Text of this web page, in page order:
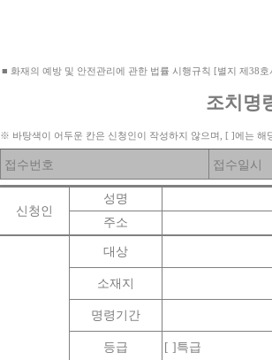
■ 화재의 예방 및 안전관리에 관한 법률 시행규칙 [별지 제 38호
조치명
※ 바탕색이 어두운 칸은 신청인이 작성하지 않으며 , [ ]에는 해
접수번호 접수일시
신청인
성명
주소
대상
소재지
명령기간
등급 [ ] 특급